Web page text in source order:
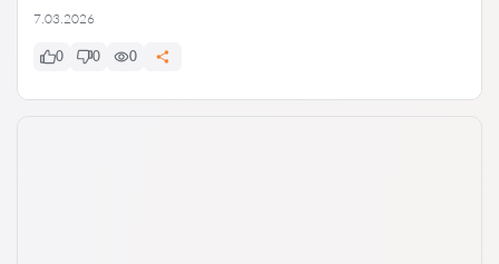
7.03.2026
0 0 0